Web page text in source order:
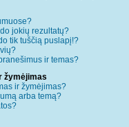
jokių rezultatų?
tik tuščią puslapį!?
ir temas?
žymėjimas
ir žymėjimas?
arba temą?